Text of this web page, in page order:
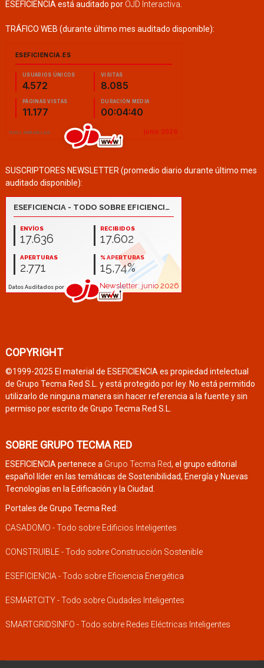
ESEFICIENCIA está auditado por OJD Interactiva
TRÁFICO WEB (durante último mes auditado disponible):
SUSCRIPTORES NEWSLETTER (promedio diario durante último mes
auditado disponible):
COPYRIGHT
©1999-2025 El material de ESEFICIENCIA es propiedad intelectual
de Grupo Tecma Red S.L. y está protegido por ley. No está permitido
utilizarlo de ninguna manera sin hacer referencia a la fuente y sin
permiso por escrito de Grupo Tecma Red S.L.
SOBRE GRUPO TECMA RED
ESEFICIENCIA pertenece a Grupo Tecma Red, el grupo editorial
español líder en las temáticas de Sostenibilidad, Energía y Nuevas
Tecnologías en la Edificación y la Ciudad.
Portales de Grupo Tecma Red:
CASADOMO - Todo sobre Edificios Inteligentes
CONSTRUIBLE - Todo sobre Construcción Sostenible
ESEFICIENCIA - Todo sobre Eficiencia Energética
ESMARTCITY - Todo sobre Ciudades Inteligentes
SMARTGRIDSINFO - Todo sobre Redes Eléctricas Inteligentes